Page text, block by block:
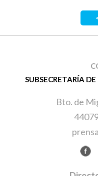
SUBSECRETARÍA
Bto. de